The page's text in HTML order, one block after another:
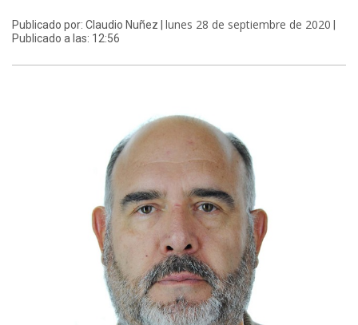
Publicado por: Claudio Nuñez | lunes 28 de septiembre de 2020
Publicado a las: 12:56